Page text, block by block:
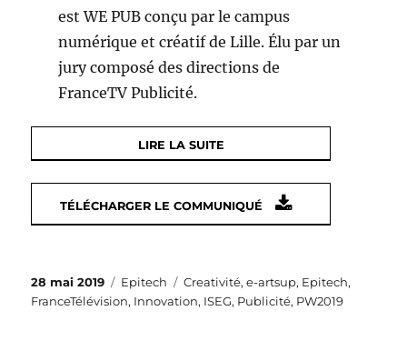
est WE PUB conçu par le campus
numérique et créatif de Lille. Élu par un
jury composé des directions de
FranceTV Publicité.
LIRE LA SUITE
TÉLÉCHARGER LE COMMUNIQUÉ
Publié
le
28 mai 2019 Catégories
Epitech Étiquettes
Creativité,e-artsup, Epitech,
FranceTélévision, Innovation, ISEG, Publicité, PW2019